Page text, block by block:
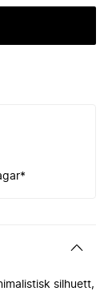
silhuett,